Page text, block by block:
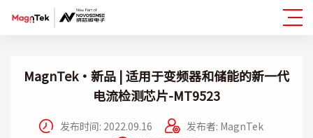
MagnTek·新品 | 适用于变频器和储能的新一代
电流检测芯片-MT9523
发布时间: 2022.09.16
发布者: MagnTek